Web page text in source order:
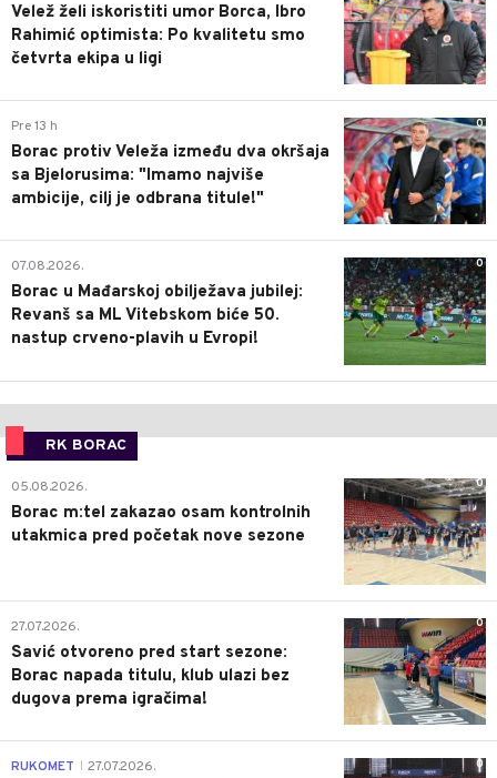
Velež želi iskoristiti umor Borca, Ibro
Rahimić optimista: Po kvalitetu smo
četvrta ekipa u ligi
0
Pre 13 h
Borac protiv Veleža između dva okršaja
sa Bjelorusima: "Imamo najviše
ambicije, cilj je odbrana titule!"
0
07.08.2026.
Borac u Mađarskoj obilježava jubilej:
Revanš sa ML Vitebskom biće 50.
nastup crveno-plavih u Evropi!
RK BORAC
0
05.08.2026.
Borac m:tel zakazao osam kontrolnih
utakmica pred početak nove sezone
0
27.07.2026.
Savić otvoreno pred start sezone:
Borac napada titulu, klub ulazi bez
dugova prema igračima!
0
RUKOMET 27.07.2026.